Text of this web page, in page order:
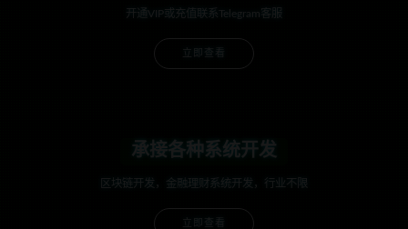
开通VIP或充值联系Telegram客服
立即查看
承接各种系统开发
区块链开发，金融理财系统开发，行业不限
立即查看